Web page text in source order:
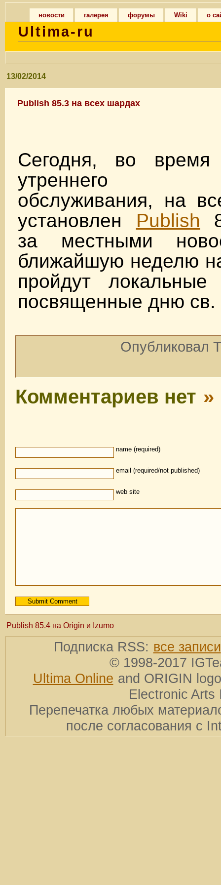
новости галерея форумы Wiki о
Ultima-ru
13/02/2014
Publish 85.3 на всех шардах
Сегодня, во время
утреннего
обслуживания, на
установлен
Publish
за местными
ближайшую неделю
пройдут локальные
посвященные дню св.
Опубликовал
Комментариев нет »
name (required)
email (required/not published)
web site
Publish 85.4 на Origin и Izumo
Подписка RSS: все записи
© 1998-2017
Ultima Online and ORIGIN
Electronic Arts
Перепечатка любых
после согласования с